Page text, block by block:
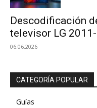
Descodificación
televisor LG
06.06.2026
CATEGORÍA POPULAR
Guías